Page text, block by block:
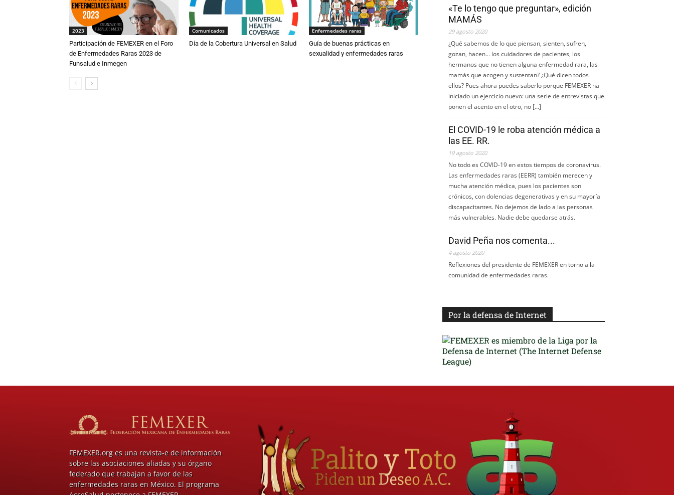
2023
Participación de FEMEXER en el Foro
de Enfermedades Raras 2023 de
Funsalud e Inmegen
Comunicados
Día de la Cobertura Universal en Salud
Enfermedades raras
Guía de buenas prácticas en
sexualidad y enfermedades raras
«Te lo tengo que preguntar», edición
MAMÁS
29 agosto 2020
¿Qué sabemos de lo que piensan, sienten, sufren,
gozan, hacen... los cuidadores de pacientes, los
hermanos que no tienen alguna enfermedad rara, las
mamás que acogen y sustentan? ¿Qué dicen todos
ellos? Pues ahora puedes saberlo porque FEMEXER ha
iniciado un ejercicio nuevo: una serie de entrevistas que
ponen el acento en el otro, no […]
El COVID-19 le roba atención médica a
las EE. RR.
19 agosto 2020
No todo es COVID-19 en estos tiempos de coronavirus.
Las enfermedades raras (EERR) también merecen y
mucha atención médica, pues los pacientes son
crónicos, con dolencias degenerativas y en su mayoría
discapacitantes. No dejemos de lado a las personas
más vulnerables. Nadie debe quedarse atrás.
David Peña nos comenta...
4 agosto 2020
Reflexiones del presidente de FEMEXER en torno a la
comunidad de enfermedades raras.
Por la defensa de Internet
FEMEXER.org es una revista-e de información
sobre las asociaciones aliadas y su órgano
federado que trabajan a favor de las
enfermedades raras en México. El programa